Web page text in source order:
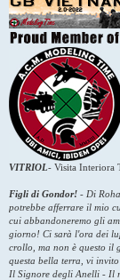
VITRIOL- Visita Interiora
Figli di Gondor! - Di
potrebbe afferrare il mio
cui abbandoneremo gli
giorno! Ci sarà l'ora dei
crollo, ma non è questo il
questa bella terra, vi
Il Signore degli Anelli - Il